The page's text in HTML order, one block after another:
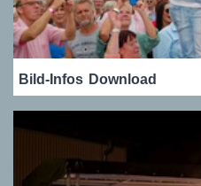
Bild-Infos Download